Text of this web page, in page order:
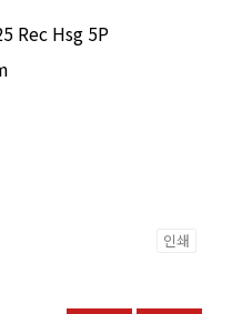
Rec Hsg 5P
인쇄